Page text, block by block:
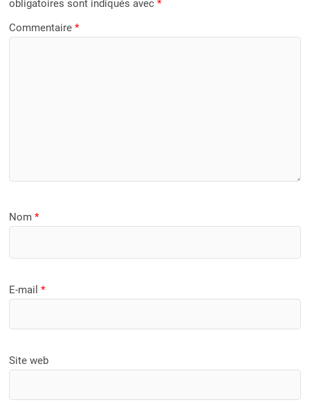
obligatoires sont indiqués avec*
Commentaire*
Nom*
E-mail*
Site web